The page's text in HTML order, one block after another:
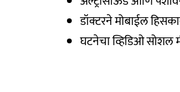
डॉक्टरने मोबाईल
घटनेचा व्हिडिओ सोशल